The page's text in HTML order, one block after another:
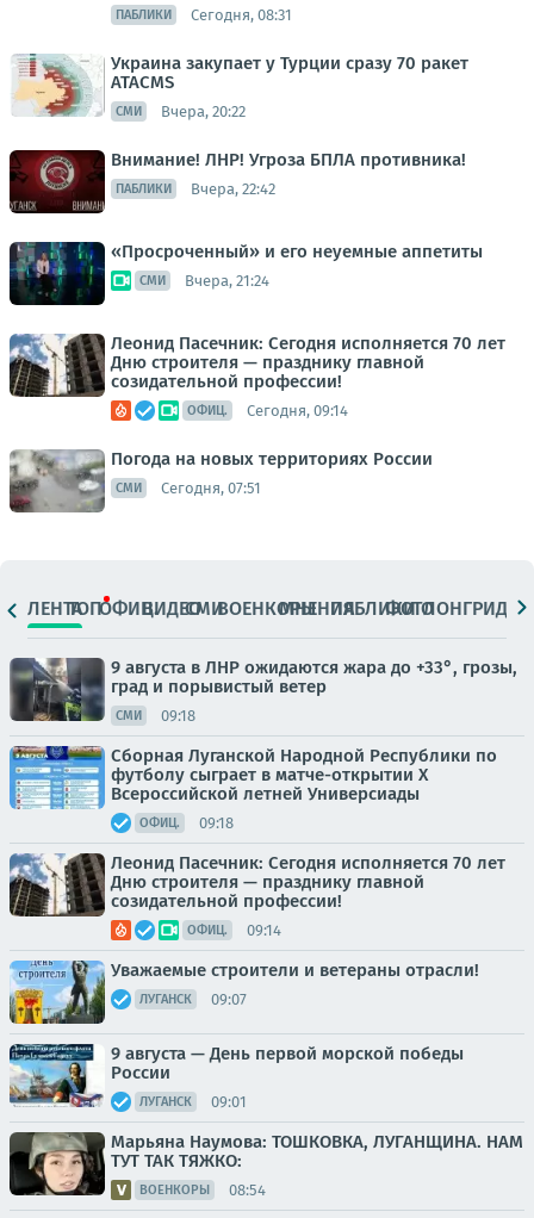
ПАБЛИКИ Сегодня, 08:31
Украина закупает у Турции сразу 70 ракет
ATACMS
СМИ Вчера, 20:22
Внимание! ЛНР! Угроза БПЛА противника!
ПАБЛИКИ Вчера, 22:42
«Просроченный» и его неуемные аппетиты
СМИ Вчера, 21:24
Леонид Пасечник: Сегодня исполняется 70 лет
Дню строителя — празднику главной
созидательной профессии!
ОФИЦ. Сегодня, 09:14
Погода на новых территориях России
СМИ Сегодня, 07:51
ЛЕНТАТОПОФИЦ.ВИДЕОСМИВОЕНКОРЫМНЕНИЯПАБЛИКИ
ФОТОЛОНГРИДЫ
9 августа в ЛНР ожидаются жара до +33°, грозы,
град и порывистый ветер
СМИ 09:18
Сборная Луганской Народной Республики по
футболу сыграет в матче-открытии Х
Всероссийской летней Универсиады
ОФИЦ. 09:18
Леонид Пасечник: Сегодня исполняется 70 лет
Дню строителя — празднику главной
созидательной профессии!
ОФИЦ. 09:14
Уважаемые строители и ветераны отрасли!
ЛУГАНСК 09:07
9 августа — День первой морской победы
России
ЛУГАНСК 09:01
Марьяна Наумова: ТОШКОВКА, ЛУГАНЩИНА. НАМ
ТУТ ТАК ТЯЖКО:
ВОЕНКОРЫ 08:54